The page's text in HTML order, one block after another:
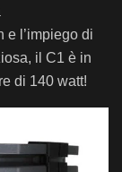
e l’impiego di
il C1 è in
di 140 watt!